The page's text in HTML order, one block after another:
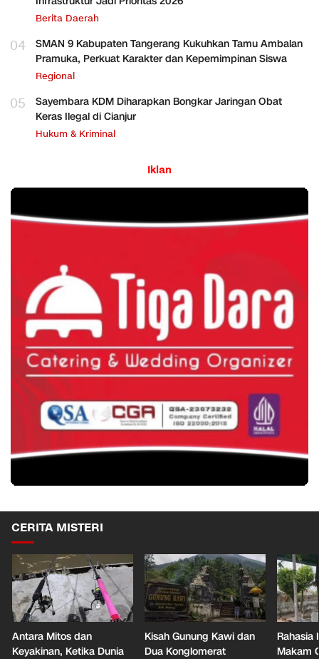
Berita Daerah
04
SMAN 9 Kabupaten Tangerang Kukuhkan Tamu Ambalan
Pramuka, Perkuat Karakter dan Kepemimpinan Siswa
Regional
05
Sayembara KDM Diharapkan Bongkar Jaringan Obat
Keras Ilegal di Cianjur
Hukum & Kriminal
Iklan
CERITA MISTERI
Antara Mitos dan
Keyakinan, Ketika Dunia
Kisah Gunung Kawi dan
Dua Konglomerat
Rahasia
Makam